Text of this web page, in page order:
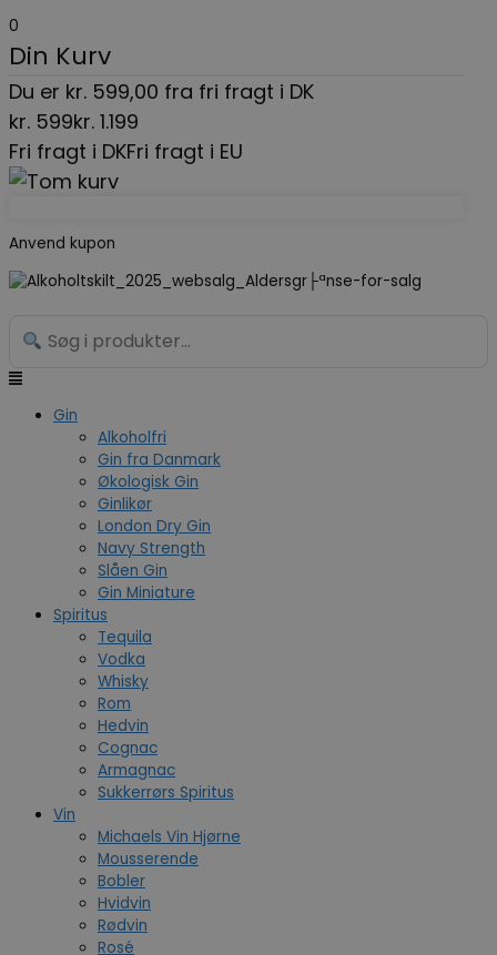
0
Din Kurv
Du er kr. 599,00 fra fri fragt i DK
kr. 599kr. 1.199
Fri fragt i DKFri fragt i EU
Anvend kupon
til
indholdet
Gin
Alkoholfri
Gin fra Danmark
Økologisk Gin
Ginlikør
London Dry Gin
Navy Strength
Slåen Gin
Gin Miniature
Spiritus
Tequila
Vodka
Whisky
Rom
Hedvin
Cognac
Armagnac
Sukkerrørs Spiritus
Vin
Michaels Vin Hjørne
Mousserende
Bobler
Hvidvin
Rødvin
Rosé